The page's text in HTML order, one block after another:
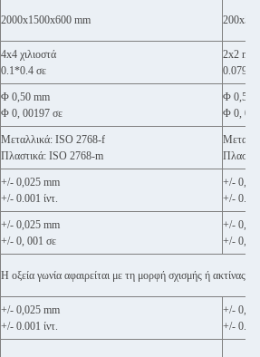
2000x1500x600 mm 200x500
4x4 χιλιοστά
0.1*0.4 σε
2x2 mm
Φ 0,50 mm
Φ 0, 00197 σε
Φ 0,50
Φ 0,
Μεταλλικά: ISO 2768-f
Πλαστικά: ISO 2768-m
+/- 0,025 mm
+/- 0.001 ίντ.
+/-
+/-
+/- 0,025 mm
+/- 0, 001 σε
+/-
+/- 0,
Η οξεία γωνία αφαιρείται με τη μορφή σχισμής ή ακτίνας,
+/- 0,025 mm
+/- 0.001 ίντ.
+/-
+/-